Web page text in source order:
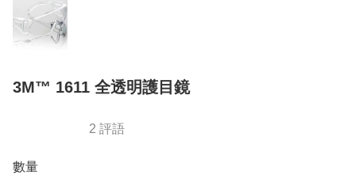
3M™ 1611 全透明護目鏡
2 評語
數量